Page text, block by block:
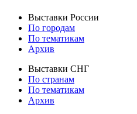
Выставки России
По городам
По тематикам
Архив
Выставки СНГ
По странам
По тематикам
Архив